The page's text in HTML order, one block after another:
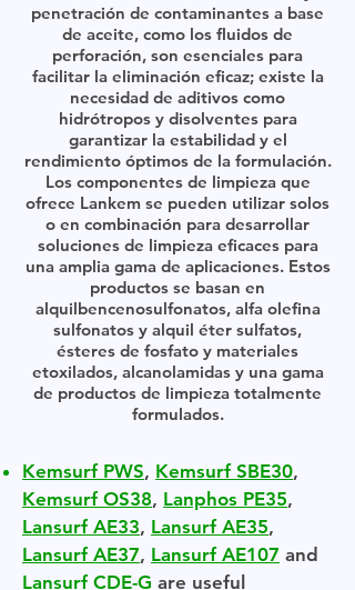
penetración de contaminantes a base
de aceite, como los fluidos de
perforación, son esenciales para
facilitar la eliminación eficaz; existe la
necesidad de aditivos como
hidrótropos y disolventes para
garantizar la estabilidad y el
rendimiento óptimos de la formulación.
Los componentes de limpieza que
ofrece Lankem se pueden utilizar solos
o en combinación para desarrollar
soluciones de limpieza eficaces para
una amplia gama de aplicaciones. Estos
productos se basan en
alquilbencenosulfonatos, alfa olefina
sulfonatos y alquil éter sulfatos,
ésteres de fosfato y materiales
etoxilados, alcanolamidas y una gama
de productos de limpieza totalmente
formulados.
Kemsurf PWS, Kemsurf SBE30,
Kemsurf OS38, Lanphos PE35,
Lansurf AE33, Lansurf AE35,
Lansurf AE37, Lansurf AE107 and
Lansurf CDE-G are useful